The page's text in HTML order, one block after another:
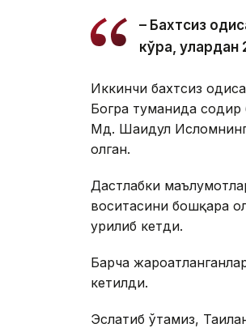
– Бахтсиз
кўра, улардан
Иккинчи бахтсиз
Богра туманида содир
Мд. Шаҳидул Исломнинг
олган.
Дастлабки
воситасини бошқара
урилиб кетди.
Барча
кетилди.
Эслатиб ўтамиз,